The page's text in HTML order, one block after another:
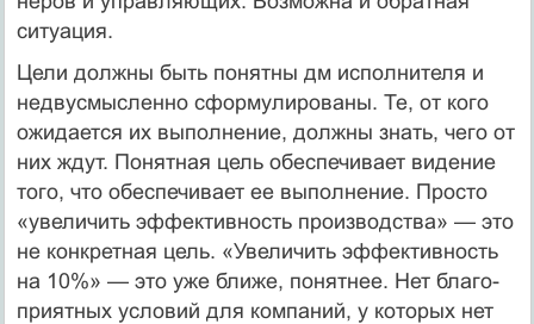
ситуация.
Цели должны быть понятны дм исполнителя и
недвусмысленно сформулированы. Те, от кого
ожидается их выполнение, должны знать, чего от
них ждут. Понятная цель обеспечивает видение
то­го, что обеспечивает ее выполнение. Просто
«увеличить эффек­тивность производства» — это
не конкретная цель. «Увеличить эффективность
на 10%» — это уже ближе, понятнее. Нет благо­
приятных условий для компаний, у которых нет